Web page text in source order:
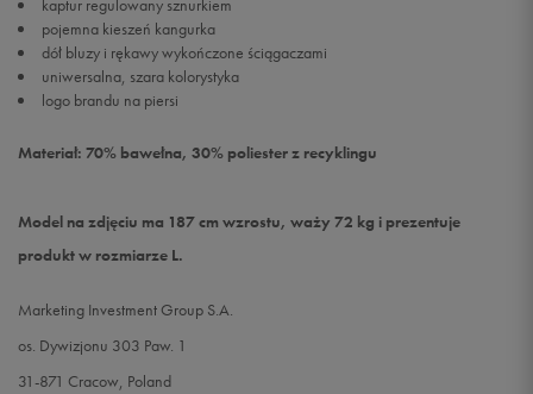
kaptur regulowany sznurkiem
pojemna kieszeń kangurka
dół bluzy i rękawy wykończone ściągaczami
uniwersalna, szara kolorystyka
logo brandu na piersi
Materiał: 70% bawełna, 30% poliester z recyklingu
Model na zdjęciu ma 187 cm wzrostu, waży 72 kg i prezentuje
produkt w rozmiarze L.
Marketing Investment Group S.A.
os. Dywizjonu 303 Paw. 1
31-871 Cracow, Poland